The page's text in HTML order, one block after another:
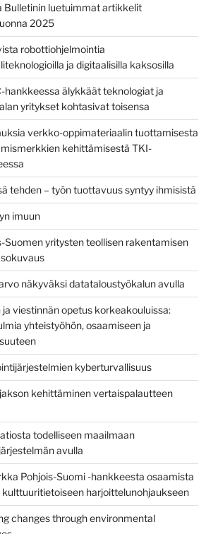
Bulletinin luetuimmat artikkelit
2025
robottiohjelmointia
ja digitaalisilla kaksosilla
hankkeessa älykkäät teknologiat ja
yritykset kohtasivat toisensa
verkko-oppimateriaalin tuottamisesta
kehittämisestä TKI-
tehden – työn tuottavuus syntyy ihmisistä
imuun
Suomen yritysten teollisen rakentamisen
näkyväksi datataloustyökalun avulla
ja viestinnän opetus korkeakouluissa:
yhteistyöhön, osaamiseen ja
kyberturvallisuus
kehittäminen vertaispalautteen
todelliseen maailmaan
avulla
Pohjois-Suomi -hankkeesta osaamista
kulttuuritietoiseen harjoittelunohjaukseen
changes through environmental